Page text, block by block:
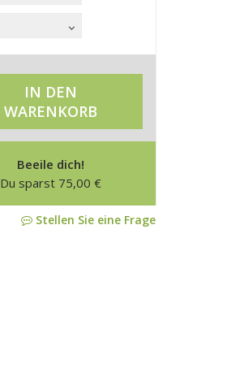
IN DEN
WARENKORB
Beeile dich!
Du sparst 75,00 €
Stellen Sie eine Frage